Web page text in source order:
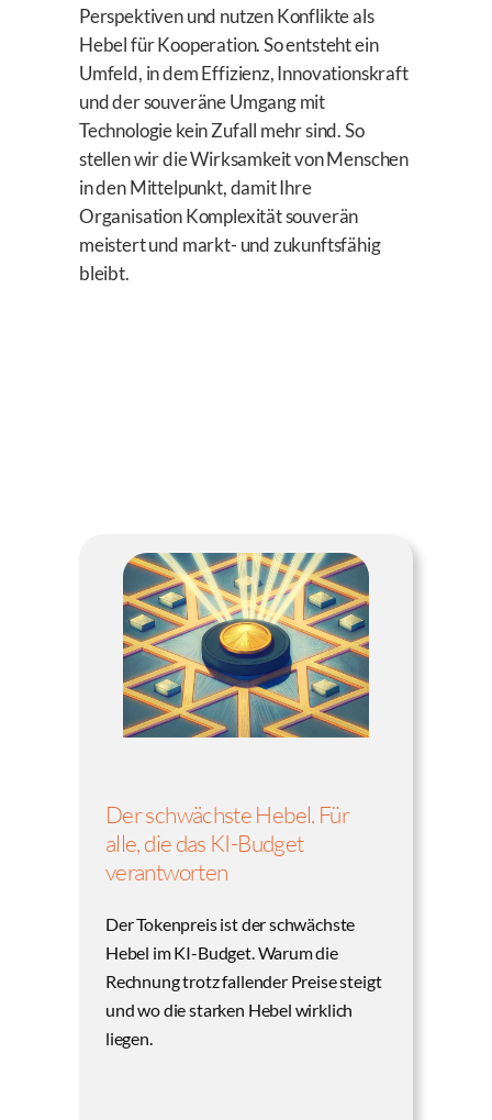
Perspektiven und nutzen Konflikte als
Hebel für Kooperation. So entsteht ein
Umfeld, in dem Effizienz, Innovationskraft
und der souveräne Umgang mit
Technologie kein Zufall mehr sind. So
stellen wir die Wirksamkeit von Menschen
in den Mittelpunkt, damit Ihre
Organisation Komplexität souverän
meistert und markt- und zukunftsfähig
bleibt.
Der schwächste Hebel. Für
alle, die das KI-Budget
verantworten
Der Tokenpreis ist der schwächste
Hebel im KI-Budget. Warum die
Rechnung trotz fallender Preise steigt
und wo die starken Hebel wirklich
liegen.